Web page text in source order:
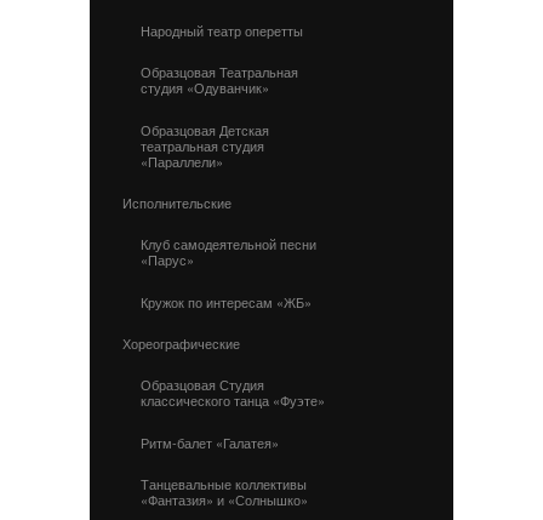
Народный театр оперетты
Образцовая Театральная
студия «Одуванчик»
Образцовая Детская
театральная студия
«Параллели»
Исполнительские
Клуб самодеятельной песни
«Парус»
Кружок по интересам «ЖБ»
Хореографические
Образцовая Студия
классического танца «Фуэте»
Ритм-балет «Галатея»
Танцевальные коллективы
«Фантазия» и «Солнышко»